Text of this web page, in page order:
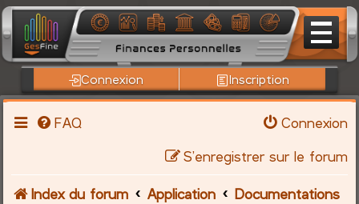
Connexion Inscription
FAQ
Connexion
S’enregistrer sur le forum
Index du forum Application
Documentations